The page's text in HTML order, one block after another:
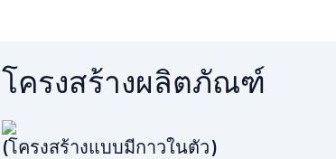
โครงสร้างผลิตภัณฑ์
(โครงสร้างแบบมีกาวในตัว)